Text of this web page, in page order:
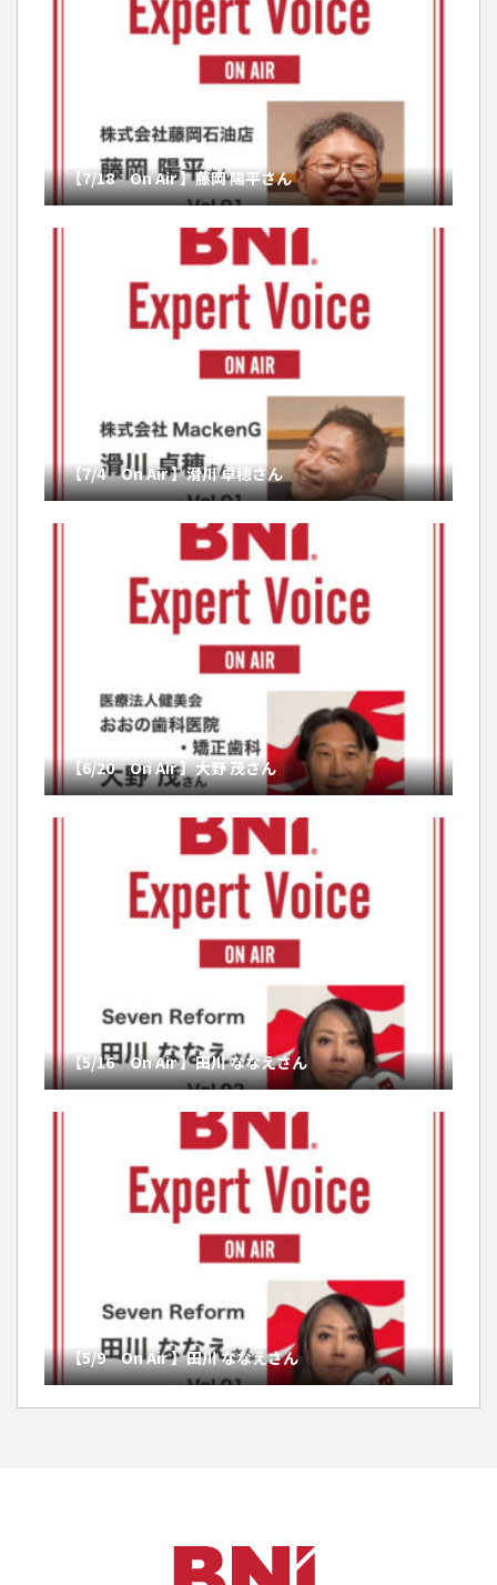
【7/18 On Air 】藤岡 陽平さん
【7/4 On Air 】滑川 卓穂さん
【6/20 On Air 】大野 茂さん
【5/16 On Air 】田川 ななえさん
【5/9 On Air 】田川 ななえさん